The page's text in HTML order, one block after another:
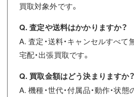
買取対象外です。
Q. 査定や送料はかかりますか？
A. 査定・送料・キャンセルすべて
宅配・出張買取です。
Q. 買取金額はどう決まりますか？
A. 機種・世代・付属品・動作・状